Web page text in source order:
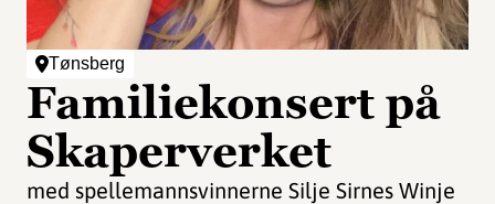
Tønsberg
Familiekonsert på
Skaperverket
med spellemannsvinnerne Silje Sirnes Winje